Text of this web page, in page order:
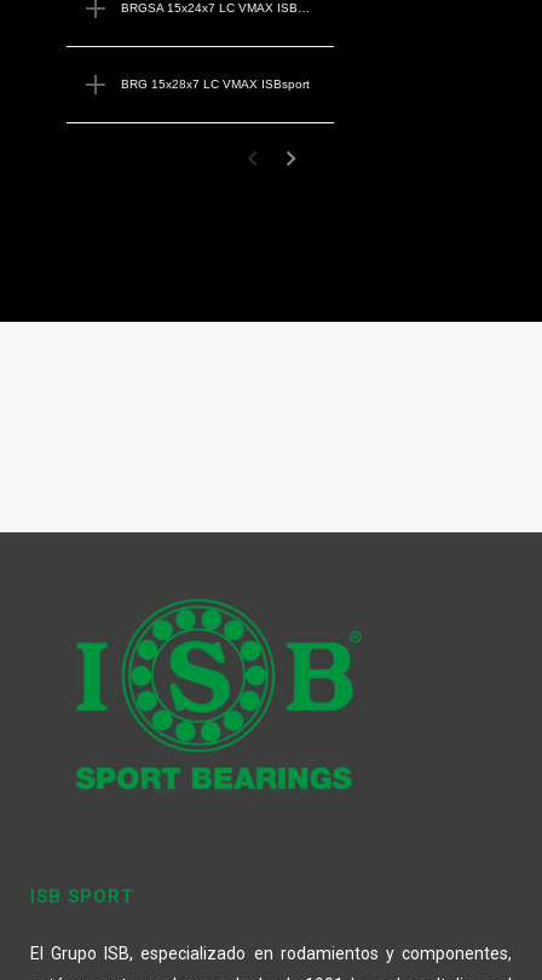
BRGSA 15x24x7 LC VMAX ISBsport
BRG 15x28x7 LC VMAX ISBsport
ISB SPORT
El Grupo ISB, especializado en rodamientos y componentes,